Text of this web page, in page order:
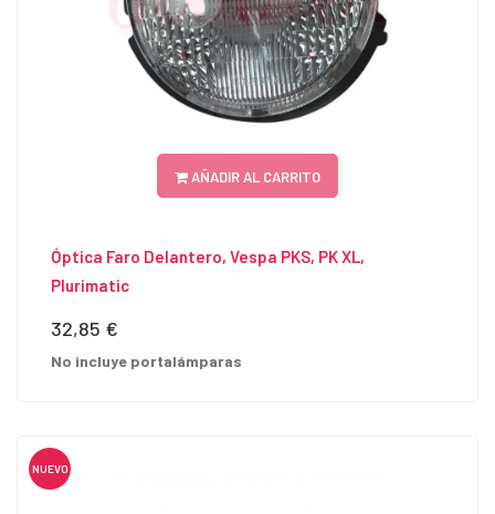
AÑADIR AL CARRITO
Óptica Faro Delantero, Vespa PKS, PK XL,
Plurimatic
Precio
32,85 €
No incluye portalámparas
NUEVO